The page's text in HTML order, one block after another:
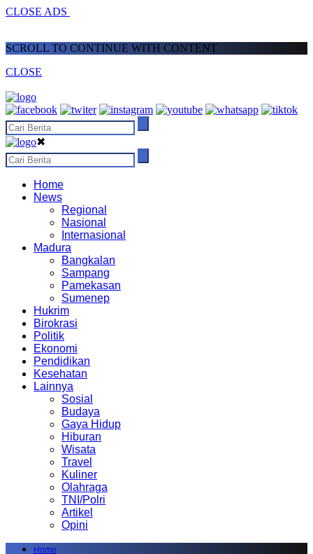
CLOSE ADS
SCROLL TO CONTINUE WITH CONTENT
CLOSE
✖
Home
News
Regional
Nasional
Internasional
Madura
Bangkalan
Sampang
Pamekasan
Sumenep
Hukrim
Birokrasi
Politik
Ekonomi
Pendidikan
Kesehatan
Lainnya
Sosial
Budaya
Gaya Hidup
Hiburan
Wisata
Travel
Kuliner
Olahraga
TNI/Polri
Artikel
Opini
Home